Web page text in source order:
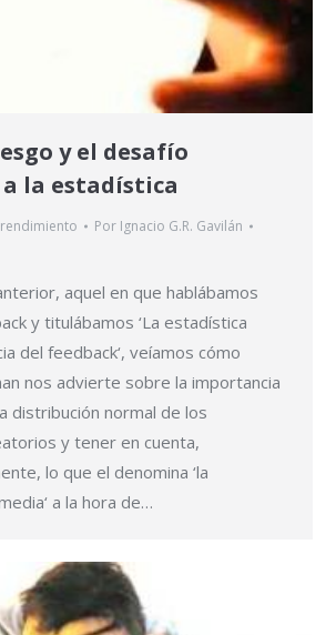
y el desafío
la estadística
Por Ignacio G.R. Gavilán
aquel en que hablábamos
y titulábamos ‘La estadística
del feedback‘, veíamos cómo
nos advierte sobre la importancia
distribución normal de los
y tener en cuenta,
lo que el denomina ‘la
a la hora de…